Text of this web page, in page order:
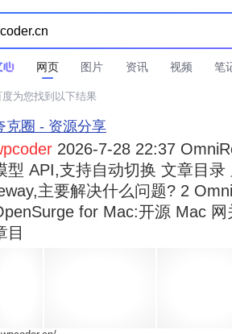
网页 图片 资讯 视频 笔
不限  所有网页和文件  站点内检索 
度为您找到以下结果
克圈 - 资源分享
2026-7-28 22:37
型 API,支持自动切换 文章目
主要解决什么问题? 2
for Mac:开源 Mac
目